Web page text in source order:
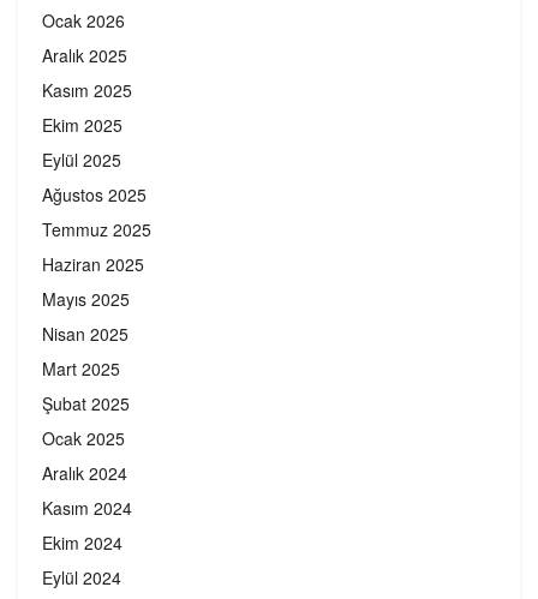
Ocak 2026
Aralık 2025
Kasım 2025
Ekim 2025
Eylül 2025
Ağustos 2025
Temmuz 2025
Haziran 2025
Mayıs 2025
Nisan 2025
Mart 2025
Şubat 2025
Ocak 2025
Aralık 2024
Kasım 2024
Ekim 2024
Eylül 2024